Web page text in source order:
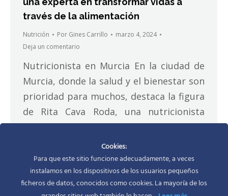
través de la alimentación
Nutrición Por Gines Carrillo
marzo 4, 2024
Deja un comentario
Nutricionista en Murcia En la ciudad de
Murcia, donde la salud y el bienestar son
prioridad para muchos, destaca la figura
de Rita Cava Roda, una nutricionista
apasionada y especializada en tecnología
de los alimentos, metabolismo humano y
microbiota intestinal. Su enfoque
integral hacia la nutrición la ha
convertido en una figura destacada,
Cookies:
Para que este sitio funcione adecuadamente, a veces
instalamos en los dispositivos de los usuarios pequeños
ficheros de datos, conocidos como cookies. La mayoría de los